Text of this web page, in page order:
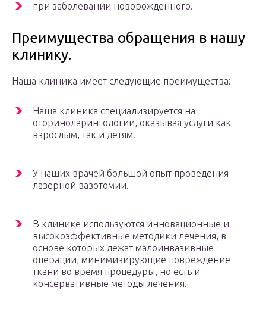
при заболевании новорожденного.
Преимущества обращения в нашу
клинику.
Наша клиника имеет следующие преимущества:
Наша клиника специализируется на
оториноларингологии, оказывая услуги как
взрослым, так и детям.
У наших врачей большой опыт проведения
лазерной вазотомии.
В клинике используются инновационные и
высокоэффективные методики лечения, в
основе которых лежат малоинвазивные
операции, минимизирующие повреждение
ткани во время процедуры, но есть и
консервативные методы лечения.